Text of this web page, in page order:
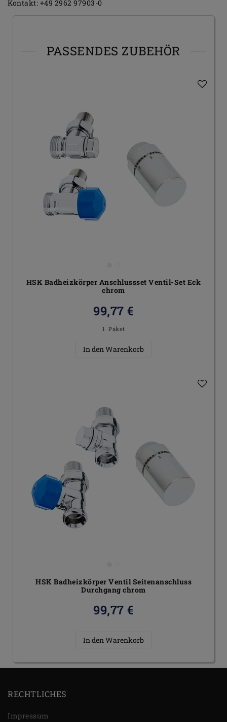
Kontakt: +49 2962 97903-0
PASSENDES ZUBEHÖR
HSK Badheizkörper Anschlussset Ventil-Set Eck
chrom
99,77 €
1 Paket
In den Warenkorb
HSK Badheizkörper Ventil Seitenanschluss
Durchgang chrom
99,77 €
In den Warenkorb
RECHTLICHES
Impressum